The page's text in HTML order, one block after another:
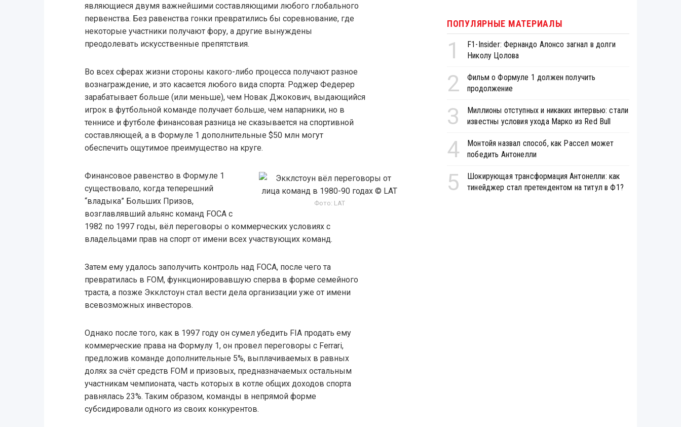
являющиеся двумя важнейшими составляющими любого глобального
первенства. Без равенства гонки превратились бы соревнование, где
некоторые участники получают фору, а другие вынуждены
преодолевать искусственные препятствия.
Во всех сферах жизни стороны какого-либо процесса получают разное
вознаграждение, и это касается любого вида спорта: Роджер Федерер
зарабатывает больше (или меньше), чем Новак Джокович, выдающийся
игрок в футбольной команде получает больше, чем напарники, но в
теннисе и футболе финансовая разница не сказывается на спортивной
составляющей, а в Формуле 1 дополнительные $50 млн могут
обеспечить ощутимое преимущество на круге.
Фото: LAT
Финансовое равенство в Формуле 1
существовало, когда теперешний
“владыка” Больших Призов,
возглавлявший альянс команд FOCA с
1982 по 1997 годы, вёл переговоры о коммерческих условиях с
владельцами прав на спорт от имени всех участвующих команд.
Затем ему удалось заполучить контроль над FOCA, после чего та
превратилась в FOM, функционировавшую сперва в форме семейного
траста, а позже Экклстоун стал вести дела организации уже от имени
всевозможных инвесторов.
Однако после того, как в 1997 году он сумел убедить FIA продать ему
коммерческие права на Формулу 1, он провел переговоры с Ferrari,
предложив команде дополнительные 5%, выплачиваемых в равных
долях за счёт средств FOM и призовых, предназначаемых остальным
участникам чемпионата, часть которых в котле общих доходов спорта
равнялась 23%. Таким образом, команды в непрямой форме
субсидировали одного из своих конкурентов.
ПОПУЛЯРНЫЕ МАТЕРИАЛЫ
1
F1-Insider: Фернандо Алонсо загнал в долги
Николу Цолова
2
Фильм о Формуле 1 должен получить
продолжение
3
Миллионы отступных и никаких интервью: стали
известны условия ухода Марко из Red Bull
4
Монтойя назвал способ, как Рассел может
победить Антонелли
5
Шокирующая трансформация Антонелли: как
тинейджер стал претендентом на титул в Ф1?